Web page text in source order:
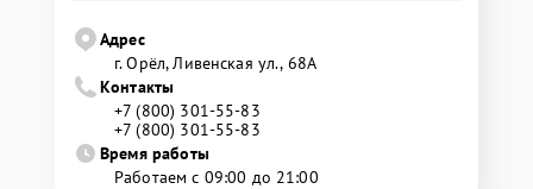
Адрес
г. Орёл, Ливенская ул., 68А
Контакты
+7 (800) 301-55-83
+7 (800) 301-55-83
Время работы
Работаем с 09:00 до 21:00